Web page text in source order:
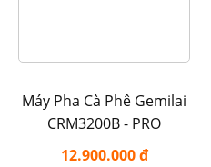
Máy Pha Cà Phê Gemilai
CRM3200B - PRO
12.900.000 đ